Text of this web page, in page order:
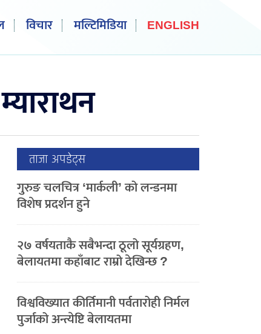
विचार मल्टिमिडिया ENGLISH
ताजा अपडेट्स
गुरुङ चलचित्र ‘मार्कली’ को लन्डनमा
विशेष प्रदर्शन हुने
२७ वर्षयताकै सबैभन्दा ठूलो सूर्यग्रहण,
बेलायतमा कहाँबाट राम्रो देखिन्छ ?
विश्वविख्यात कीर्तिमानी पर्वतारोही निर्मल
पुर्जाको अन्त्येष्टि बेलायतमा